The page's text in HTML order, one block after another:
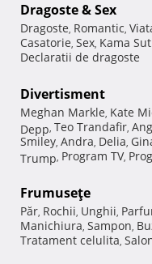
Dragoste & Sex
Dragoste, Romantic,
Casatorie, Sex, Kama
Declaratii de dragoste
Divertisment
Meghan Markle, Kate
Depp, Teo Trandafir,
Smiley, Andra, Delia,
Trump, Program TV,
Frumuseţe
Păr, Rochii, Unghii,
Manichiura, Sampon,
Tratament celulita,